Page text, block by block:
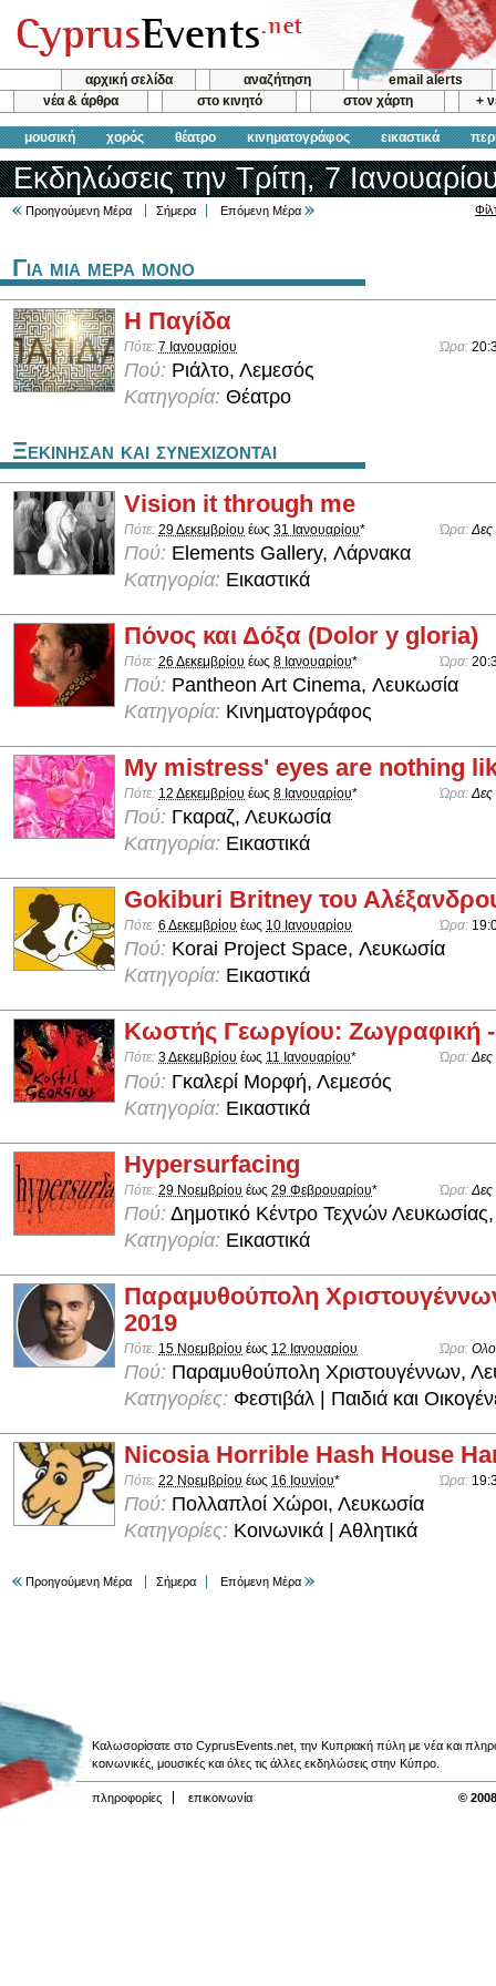
αρχική σελίδα αναζήτηση
email alerts
νέα & άρθρα
στο κινητό στον χάρτη +
μουσική χορός θέατρο κινηματογράφος εικαστικά
Εκδηλώσεις την Τρίτη, 7
Προηγούμενη Μέρα Σήμερα Επόμενη Μέρα
Για μια μερα μονο
Η Παγίδα
Πότε: 7 Ιανουαρίου Ώρα:
Πού: Ριάλτο, Λεμεσός
Κατηγορία: Θέατρο
Ξεκινησαν και συνεχιζονται
Vision it through me
Πότε: 29 Δεκεμβρίου έως 31 Ιανουαρίου* Ώρα:Δες
Πού: Elements Gallery, Λάρνακα
Κατηγορία: Εικαστικά
Πόνος και Δόξα (Dolor y gloria)
Πότε: 26 Δεκεμβρίου έως 8 Ιανουαρίου* Ώρα:
Πού: Pantheon Art Cinema, Λευκωσία
Κατηγορία: Κινηματογράφος
My mistress' eyes are nothing
Πότε: 12 Δεκεμβρίου έως 8 Ιανουαρίου* Ώρα:Δες
Πού: Γκαραζ, Λευκωσία
Κατηγορία: Εικαστικά
Gokiburi Britney του
Πότε: 6 Δεκεμβρίου έως 10 Ιανουαρίου Ώρα:
Πού: Korai Project Space, Λευκωσία
Κατηγορία: Εικαστικά
Κωστής Γεωργίου: Ζωγραφική -
Πότε: 3 Δεκεμβρίου έως 11 Ιανουαρίου* Ώρα:Δες
Πού: Γκαλερί Μορφή, Λεμεσός
Κατηγορία: Εικαστικά
Hypersurfacing
Πότε: 29 Νοεμβρίου έως 29 Φεβρουαρίου* Ώρα: Δες
Πού: Δημοτικό Κέντρο Τεχνών
Κατηγορία: Εικαστικά
Παραμυθούπολη
2019
Πότε: 15 Νοεμβρίου έως 12 Ιανουαρίου Ώρα:
Πού: Παραμυθούπολη Χριστουγέννων,
Κατηγορίες: Φεστιβάλ | Παιδιά και
Nicosia Horrible Hash House
Πότε: 22 Νοεμβρίου έως 16 Ιουνίου* Ώρα:
Πού: Πολλαπλοί Χώροι, Λευκωσία
Κατηγορίες: Κοινωνικά | Αθλητικά
Προηγούμενη Μέρα Σήμερα Επόμενη Μέρα
Καλωσορίσατε στο CyprusEvents.net, την Κυπριακή πύλη με νέα και
κοινωνικές, μουσικές και όλες τις άλλες εκδηλώσεις στην Κύπρο.
πληροφορίες επικοινωνία ©